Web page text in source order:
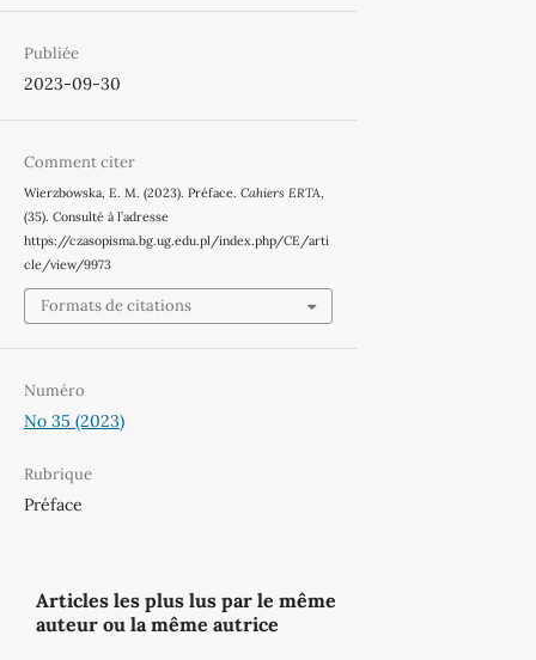
Publiée
2023-09-30
Comment citer
Wierzbowska, E. M. (2023). Préface. Cahiers ERTA
(35). Consulté à l’adresse
https://czasopisma.bg.ug.edu.pl/index.php/CE/arti
cle/view/9973
Formats de citations
Numéro
No 35 (2023)
Rubrique
Préface
Articles les plus lus par le même
auteur ou la même autrice